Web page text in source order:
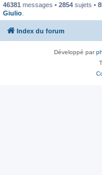
46381 messages • 2854 sujets •
Giulio
Index du forum
Développé par